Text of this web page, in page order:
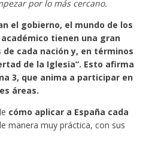
por lo más cercano.
el gobierno, el mundo de los
tienen una gran
cada nación y, en términos
de la Iglesia”. Esto afirma
3, que anima a participar en
áreas.
cómo aplicar a España cada
manera muy práctica, con sus